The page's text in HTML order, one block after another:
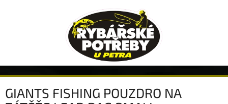
GIANTS FISHING POUZDRO NA